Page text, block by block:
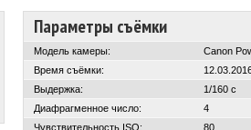
Параметры съёмки
Модель камеры:
Canon
Время съёмки:
Выдержка:
1/160 с
Диафрагменное число:
4
Чувствительность ISO:
80